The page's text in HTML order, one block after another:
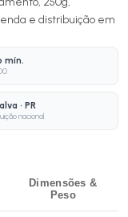
e distribuição em
mín.
· PR
nacional
Dimensões &
Peso